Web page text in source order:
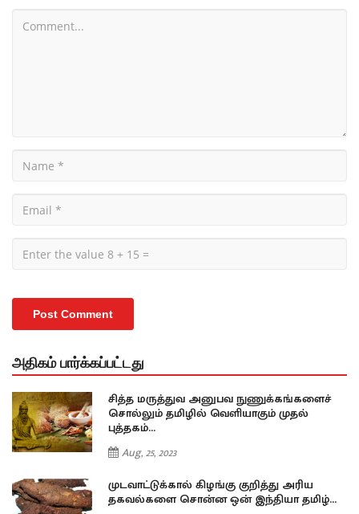
அதிகம் பார்க்கப்பட்டது
சித்த மருத்துவ அனுபவ நுணுக்கங்களைச்
சொல்லும் தமிழில் வெளியாகும் முதல்
புத்தகம்…
Aug, 25, 2023
முடவாட்டுக்கால் கிழங்கு குறித்து அரிய
தகவல்களை சொன்ன ஒன் இந்தியா தமிழ்…